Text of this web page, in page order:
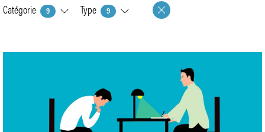
Catégorie 9 Type 9